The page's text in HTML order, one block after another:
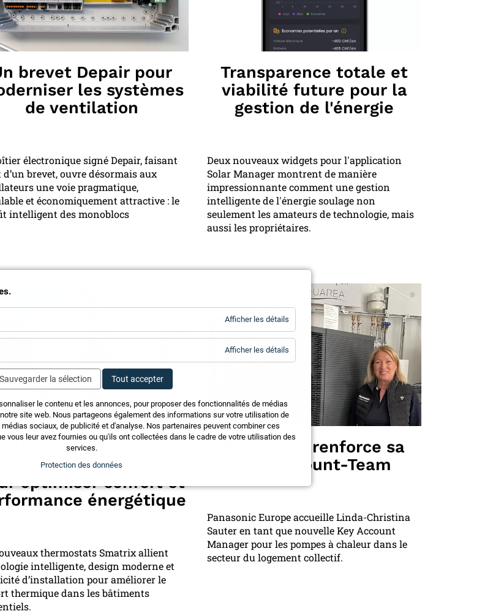
brevet Depair pour
les systèmes
de ventilation
électronique signé Depair, faisant
d’un brevet, ouvre désormais aux
une voie pragmatique,
et économiquement attractive : le
intelligent des monoblocs
Transparence totale et
viabilité future pour la
gestion de l'énergie
Deux nouveaux widgets pour l'application
Solar Manager montrent de manière
impressionnante comment une gestion
intelligente de l'énergie soulage non
seulement les amateurs de technologie, mais
aussi les propriétaires.
Uponor lance de
thermostats
optimiser confort et
énergétique
thermostats Smatrix allient
intelligente, design moderne et
d’installation pour améliorer le
thermique dans les bâtiments
Panasonic renforce sa
Key-Account-Team
Panasonic Europe accueille Linda-Christina
Sauter en tant que nouvelle Key Account
Manager pour les pompes à chaleur dans le
secteur du logement collectif.
Afficher les détails
Statistiques
Afficher les détails
Essentiels
Sauvegarder la sélection Tout accepter
le contenu et les annonces, pour proposer des fonctionnalités de médias
site web. Nous partageons également des informations sur votre utilisation de
sociaux, de publicité et d'analyse. Nos partenaires peuvent combiner ces
vous leur avez fournies ou qu'ils ont collectées dans le cadre de votre utilisation des
services.
Protection des données